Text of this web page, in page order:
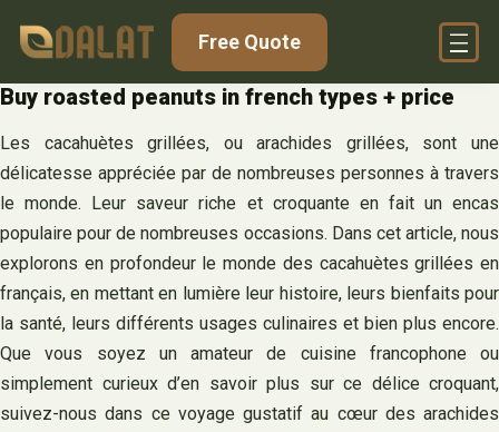
Free Quote
Buy roasted peanuts in french types + price
Les cacahuètes grillées, ou arachides grillées, sont une
délicatesse appréciée par de nombreuses personnes à travers
le monde. Leur saveur riche et croquante en fait un encas
populaire pour de nombreuses occasions. Dans cet article, nous
explorons en profondeur le monde des cacahuètes grillées en
français, en mettant en lumière leur histoire, leurs bienfaits pour
la santé, leurs différents usages culinaires et bien plus encore.
Que vous soyez un amateur de cuisine francophone ou
simplement curieux d’en savoir plus sur ce délice croquant,
suivez-nous dans ce voyage gustatif au cœur des arachides